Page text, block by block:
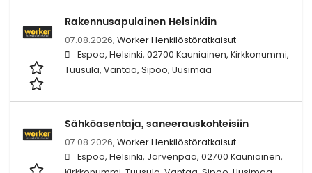
Rakennusapulainen Helsinkiin
07.08.2026, Worker Henkilöstöratkaisut
Espoo, Helsinki, 02700 Kauniainen, Kirkkonummi,
Tuusula, Vantaa, Sipoo, Uusimaa
Sähköasentaja, saneerauskohteisiin
07.08.2026, Worker Henkilöstöratkaisut
Espoo, Helsinki, Järvenpää, 02700 Kauniainen,